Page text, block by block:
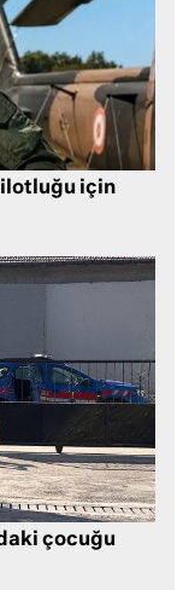
için
çocuğu